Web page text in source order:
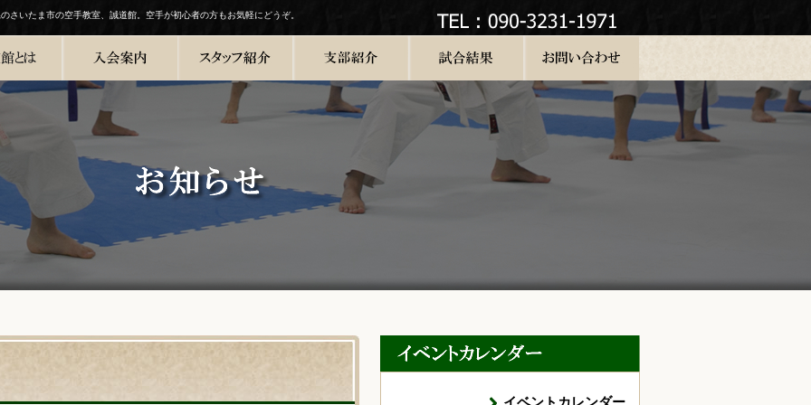
さいたま市の空手教室、誠道館。空手が初心者の方もお気軽にどうぞ。
イベントカレンダー